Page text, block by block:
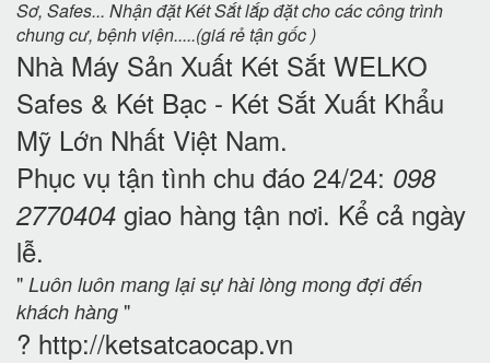
Sơ, Safes... Nhận đặtKét Sắtlắp đặt cho các công trình
chung cư, bệnh viện.....(giá rẻ tận gốc )
Nhà Máy Sản Xuất Két Sắt WELKO
Safes & Két Bạc - Két Sắt Xuất Khẩu
Mỹ Lớn Nhất Việt Nam.
Phục vụ tận tình chu đáo 24/24: 098
2770404 giao hàng tận nơi. Kể cả ngày
lễ.
" Luôn luôn mang lại sự hài lòng mong đợi đến
khách hàng "
? http://ketsatcaocap.vn